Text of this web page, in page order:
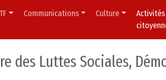
Communications Culture
Activités
des Luttes Sociales,